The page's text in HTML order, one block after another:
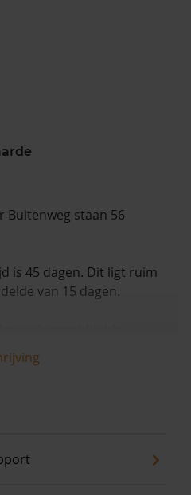
Buitenweg staan 56
is 45 dagen. Dit ligt ruim
van 15 dagen.